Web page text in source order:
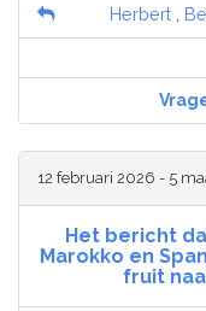
Herbert
12 februari 2026 - 5
Het bericht
Marokko en
fruit